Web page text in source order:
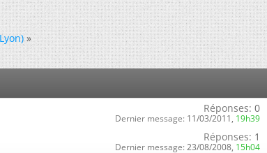
»
Réponses: 0
Dernier message: 11/03/2011, 19h39
Réponses: 1
Dernier message: 23/08/2008, 15h04